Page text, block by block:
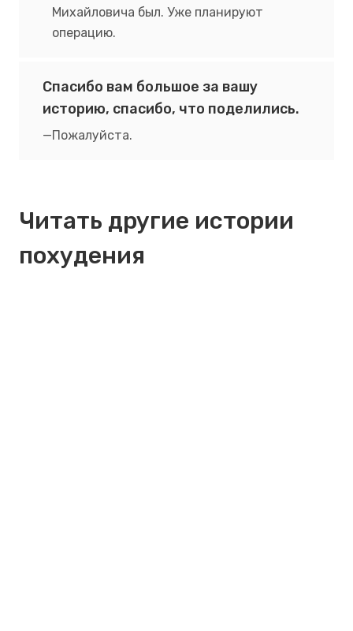
Михайловича был. Уже планируют
операцию.
Спасибо вам большое за вашу
историю, спасибо, что поделились.
Пожалуйста.
Читать другие истории
похудения